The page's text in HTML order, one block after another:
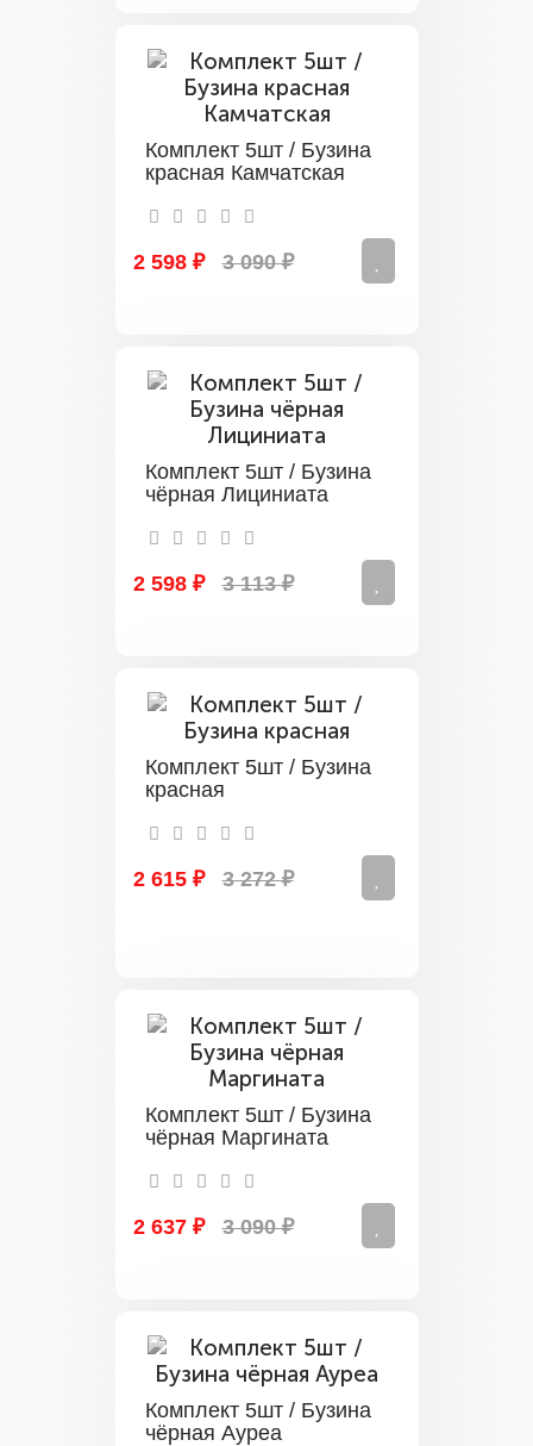
Комплект 5шт / Бузина
красная Камчатская
2 598 ₽ 3 090 ₽
Комплект 5шт / Бузина
чёрная Лициниата
2 598 ₽ 3 113 ₽
Комплект 5шт / Бузина
красная
2 615 ₽ 3 272 ₽
Комплект 5шт / Бузина
чёрная Маргината
2 637 ₽ 3 090 ₽
Комплект 5шт / Бузина
чёрная Ауреа